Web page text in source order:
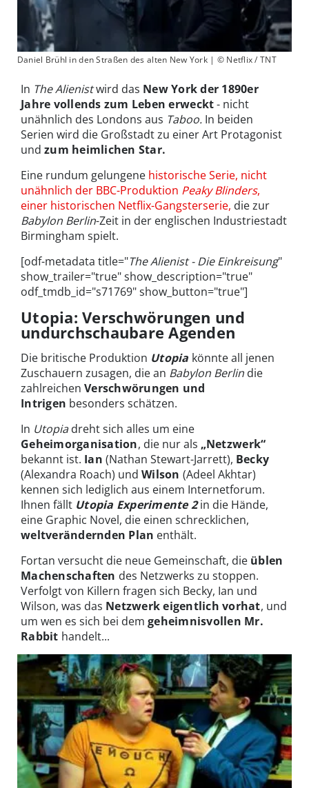
Daniel Brühl in den Straßen des alten New York | © Netflix / TNT
In The Alienistwird das New York der 1890er
Jahre vollends zum Leben erweckt- nicht
unähnlich des Londons aus Taboo. In beiden
Serien wird die Großstadt zu einer Art Protagonist
und zum heimlichen Star.
Eine rundum gelungene historische Serie, nicht
unähnlich der BBC-Produktion Peaky Blinders,
einer historischen Netflix-Gangsterserie, die zur
Babylon Berlin-Zeit in der englischen Industriestadt
Birmingham spielt.
[odf-metadata title="The Alienist - Die Einkreisung"
show_trailer="true" show_description="true"
odf_tmdb_id="s71769" show_button="true"]
Utopia: Verschwörungen und
undurchschaubare Agenden
Die britische Produktion Utopia könnte all jenen
Zuschauern zusagen, die an Babylon Berlin die
zahlreichen Verschwörungen und
Intrigen besonders schätzen.
In Utopiadreht sich alles um eine
Geheimorganisation, die nur als „Netzwerk“
bekannt ist. Ian (Nathan Stewart-Jarrett), Becky
(Alexandra Roach) und Wilson (Adeel Akhtar)
kennen sich lediglich aus einem Internetforum.
Ihnen fällt Utopia Experimente 2in die Hände,
eine Graphic Novel, die einen schrecklichen,
weltverändernden Plan enthält.
Fortan versucht die neue Gemeinschaft, die üblen
Machenschaften des Netzwerks zu stoppen.
Verfolgt von Killern fragen sich Becky, Ian und
Wilson, was das Netzwerk eigentlich vorhat, und
um wen es sich bei dem geheimnisvollen Mr.
Rabbit handelt...